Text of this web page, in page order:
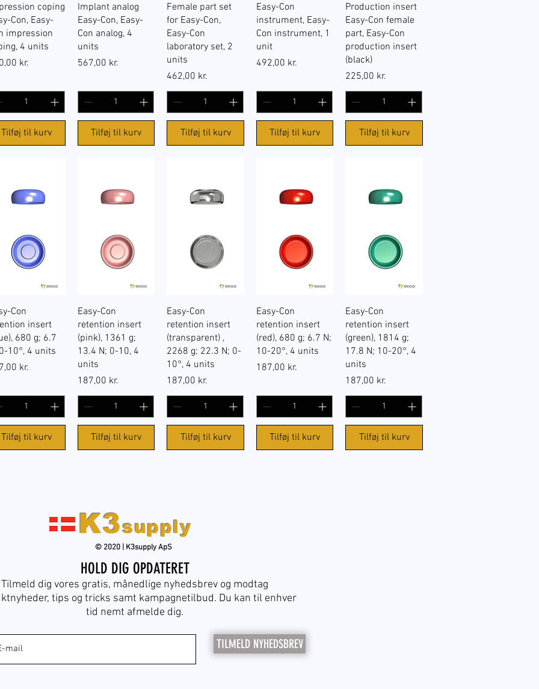
Hurtigvisningcoping
Con, Easy-
impression
4 units
kr.
Tilføj til kurv
Hurtigvisning
Implant analog
Easy-Con, Easy-
Con analog, 4
units
Pris
567,00 kr.
Tilføj til kurv
Hurtigvisning
Female part set
for Easy-Con,
Easy-Con
laboratory set, 2
units
Pris
462,00 kr.
Tilføj til kurv
Hurtigvisning
Easy-Con
instrument, Easy-
Con instrument, 1
unit
Pris
492,00 kr.
Tilføj til kurv
Hurtigvisning
Production insert
Easy-Con female
part, Easy-Con
production insert
(black)
Pris
225,00 kr.
Tilføj til kurv
Hurtigvisning
Con
insert
680 g; 6.7
10°, 4 units
kr.
Tilføj til kurv
Hurtigvisning
Easy-Con
retention insert
(pink), 1361 g;
13.4 N; 0-10, 4
units
Pris
187,00 kr.
Tilføj til kurv
Hurtigvisning
Easy-Con
retention insert
(transparent) ,
2268 g; 22.3 N; 0-
10°, 4 units
Pris
187,00 kr.
Tilføj til kurv
Hurtigvisning
Easy-Con
retention insert
(red), 680 g; 6.7 N;
10-20°, 4 units
Pris
187,00 kr.
Tilføj til kurv
Hurtigvisning
Easy-Con
retention insert
(green), 1814 g;
17.8 N; 10-20°, 4
units
Pris
187,00 kr.
Tilføj til kurv
K3supply
© 2020 | K3supply ApS
HOLD DIG OPDATERET
Tilmeld dig vores gratis, månedlige nyhedsbrev og modtag
tips og tricks samt kampagnetilbud. Du kan til enhver
tid nemt afmelde dig.
TILMELD NYHEDSBREV